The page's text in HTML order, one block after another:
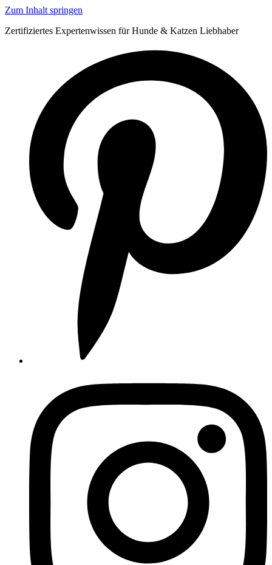
Zum Inhalt springen
Zertifiziertes Expertenwissen für Hunde & Katzen Liebhaber